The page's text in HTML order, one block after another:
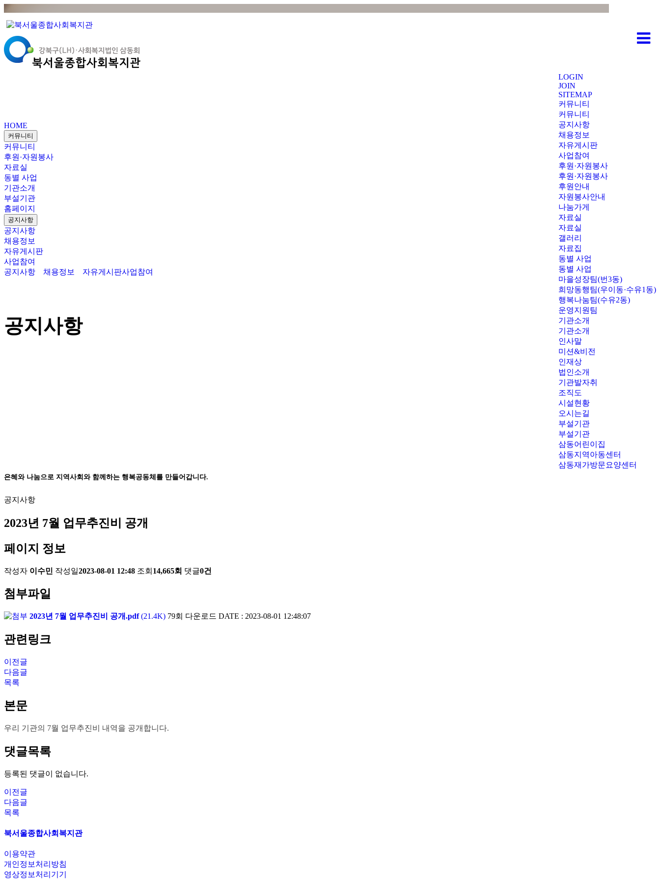
LOGIN
JOIN
SITEMAP
커뮤니티
커뮤니티
공지사항
채용정보
자유게시판
사업참여
후원·자원봉사
후원·자원봉사
후원안내
자원봉사안내
나눔가게
자료실
자료실
갤러리
자료집
동별 사업
동별 사업
마을성장팀(번3동)
희망동행팀(우이동·수유1동)
행복나눔팀(수유2동)
운영지원팀
기관소개
기관소개
인사말
미션&비전
인재상
법인소개
기관발자취
조직도
시설현황
오시는길
부설기관
부설기관
삼동어린이집
삼동지역아동센터
삼동재가방문요양센터
HOME
커뮤니티
커뮤니티
후원·자원봉사
자료실
동별 사업
기관소개
부설기관
홈페이지
공지사항
공지사항
채용정보
자유게시판
사업참여
공지사항
채용정보 자유게시판사업참여
공지사항
은혜와 나눔으로 지역사회와 함께하는 행복공동체를 만들어갑니다.
공지사항
2023년 7월 업무추진비 공개
페이지 정보
작성자 이수민 작성일2023-08-01 12:48 조회 14,665회 댓글0건
첨부파일
2023년 7월 업무추진비 공개.pdf(21.4K) 79회 다운로드 DATE : 2023-08-01 12:48:07
관련링크
이전글
다음글
목록
본문
우리 기관의 7월 업무추진비 내역을 공개합니다.
댓글목록
등록된 댓글이 없습니다.
이전글
다음글
목록
북서울종합사회복지관
이용약관
개인정보처리방침
영상정보처리기기